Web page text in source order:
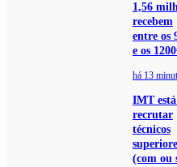
1,56
recebem
entre os
e os
há 13
IMT
recrutar
técnicos
(com ou